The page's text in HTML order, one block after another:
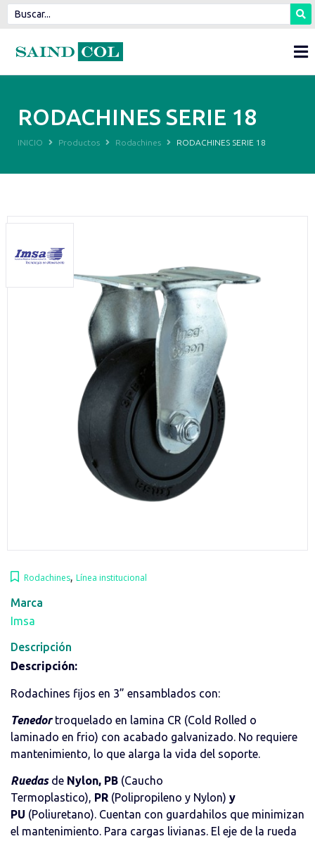
RODACHINES SERIE 18
INICIO Productos Rodachines RODACHINES SERIE 18
Rodachines, Línea institucional
Marca
Imsa
Descripción
Descripción:
Rodachines fijos en 3” ensamblados con:
Tenedortroquelado en lamina CR (Cold Rolled o
laminado en frio) con acabado galvanizado. No requiere
mantenimiento, lo que alarga la vida del soporte.
Ruedas de Nylon, PB (Caucho
Termoplastico), PR (Polipropileno y Nylon) y
PU (Poliuretano). Cuentan con guardahilos que minimizan
el mantenimiento. Para cargas livianas. El eje de la rueda